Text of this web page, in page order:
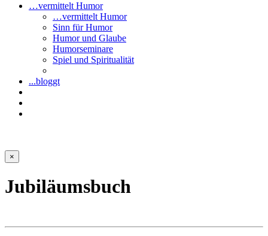
…vermittelt Humor
…vermittelt Humor
Sinn für Humor
Humor und Glaube
Humorseminare
Spiel und Spiritualität
...bloggt
×
Jubiläumsbuch